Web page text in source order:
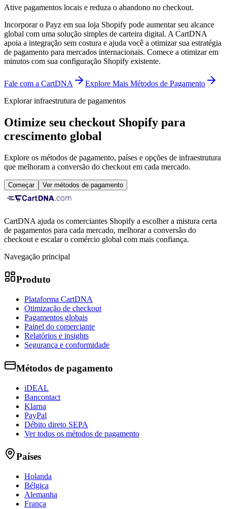
Ative pagamentos locais e reduza o abandono no checkout.
Incorporar o Payz em sua loja Shopify pode aumentar seu alcance
global com uma solução simples de carteira digital. A CartDNA
apoia a integração sem costura e ajuda você a otimizar sua estratégia
de pagamento para mercados internacionais. Comece a otimizar em
minutos com sua configuração Shopify existente.
Fale com a CartDNA
Explore Mais Métodos de Pagamento
Explorar infraestrutura de pagamentos
Otimize seu checkout Shopify para
crescimento global
Explore os métodos de pagamento, países e opções de infraestrutura
que melhoram a conversão do checkout em cada mercado.
Começar Ver métodos de pagamento
CartDNA ajuda os comerciantes Shopify a escolher a mistura certa
de pagamentos para cada mercado, melhorar a conversão do
checkout e escalar o comércio global com mais confiança.
Navegação principal
Produto
Plataforma CartDNA
Otimização de checkout
Pagamentos globais
Painel do comerciante
Relatórios e insights
Segurança e conformidade
Métodos de pagamento
iDEAL
Bancontact
Klarna
PayPal
Débito direto SEPA
Ver todos os métodos de pagamento
Países
Holanda
Bélgica
Alemanha
França